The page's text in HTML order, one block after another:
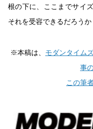
根の下に、ここまでサイ
それを受容できるだろうか
※本稿は、 モダンタイム
事
この筆